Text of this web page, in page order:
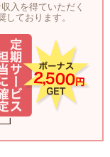
入を得ていただく
ております。